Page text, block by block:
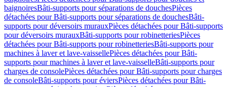
baignoiresBâti-supports pour séparations de douchesPièces
détachées pour Bâti-supports pour séparations de douchesBâti-
supports pour déversoirs murauxPièces détachées pour Bâti-supports
pour déversoirs murauxBâti-supports pour robinetteriesPièces
détachées pour Bâti-supports pour robinetteriesBâti-supports pour
machines à laver et lave-vaissellePièces détachées pour Bâti-
supports pour machines à laver et lave-vaisselleBâti-supports pour
charges de consolePièces détachées pour Bâti-supports pour charges
de consoleBâti-supports pour éviersPièces détachées pour Bâti-